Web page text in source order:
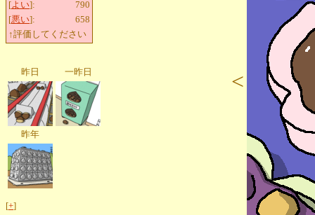
[よい]:
790
[悪い]:
658
↑評価してください
昨日 一昨日
昨年
[+]
<